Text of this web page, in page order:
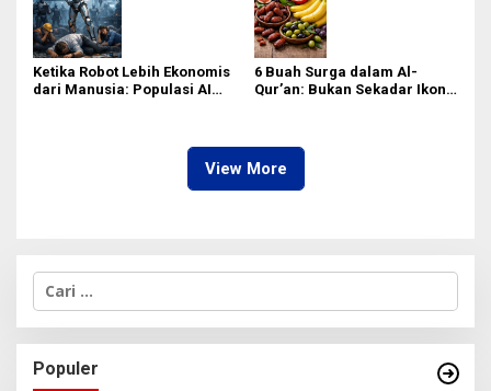
Ketika Robot Lebih Ekonomis
dari Manusia: Populasi AI
6 Buah Surga dalam Al-
Qur’an: Bukan Sekadar Ikon
View More
C
i
u
n
Populer